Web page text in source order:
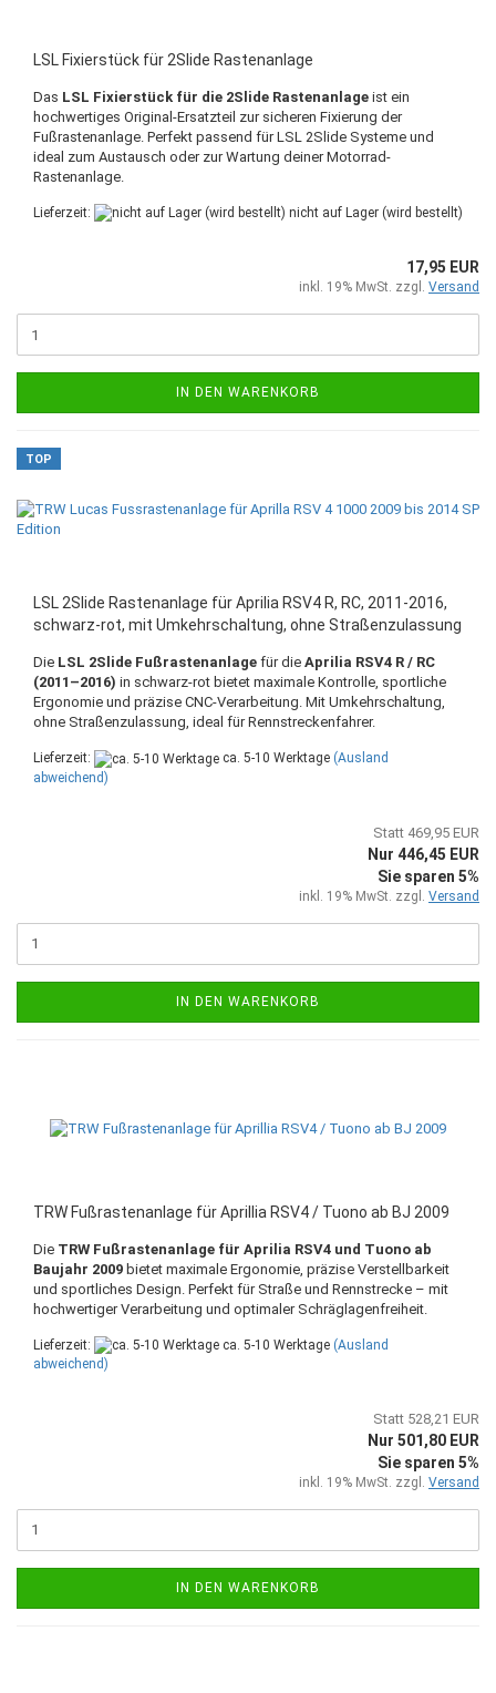
LSL Fixierstück für 2Slide Rastenanlage
Das LSL Fixierstück für die 2Slide Rastenanlage ist ein
hochwertiges Original-Ersatzteil zur sicheren Fixierung der
Fußrastenanlage. Perfekt passend für LSL 2Slide Systeme und
ideal zum Austausch oder zur Wartung deiner Motorrad-
Rastenanlage.
Lieferzeit: nicht auf Lager (wird bestellt)
17,95 EUR
inkl. 19% MwSt. zzgl. Versand
IN DEN WARENKORB
TOP
LSL 2Slide Rastenanlage für Aprilia RSV4 R, RC, 2011-2016,
schwarz-rot, mit Umkehrschaltung, ohne Straßenzulassung
Die LSL 2Slide Fußrastenanlage für die Aprilia RSV4 R / RC
(2011–2016) in schwarz-rot bietet maximale Kontrolle, sportliche
Ergonomie und präzise CNC-Verarbeitung. Mit Umkehrschaltung,
ohne Straßenzulassung, ideal für Rennstreckenfahrer.
Lieferzeit: ca. 5-10 Werktage (Ausland
abweichend)
Statt 469,95 EUR
Nur 446,45 EUR
Sie sparen 5%
inkl. 19% MwSt. zzgl. Versand
IN DEN WARENKORB
TRW Fußrastenanlage für Aprillia RSV4 / Tuono ab BJ 2009
Die TRW Fußrastenanlage für Aprilia RSV4 und Tuono ab
Baujahr 2009 bietet maximale Ergonomie, präzise Verstellbarkeit
und sportliches Design. Perfekt für Straße und Rennstrecke – mit
hochwertiger Verarbeitung und optimaler Schräglagenfreiheit.
Lieferzeit: ca. 5-10 Werktage (Ausland
abweichend)
Statt 528,21 EUR
Nur 501,80 EUR
Sie sparen 5%
inkl. 19% MwSt. zzgl. Versand
IN DEN WARENKORB